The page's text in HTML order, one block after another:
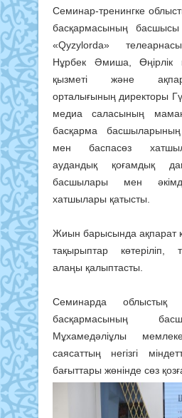
Семинар-тренингке
басқармасының
«Qyzylorda»
Нұрбек Әмиша, Өңірлік
қызметі және
орталығының директоры
медиа саласының
басқарма
мен баспасөз
аудандық қоғамдық
басшылары мен
хатшылары қатысты.
Жиын барысында ақпарат
тақырыптар көтеріліп,
алаңы қалыптасты.
Семинарда облыстық
басқармасының
Мұхамедәліұлы
саясаттың негізгі
бағыттары жөнінде сөз